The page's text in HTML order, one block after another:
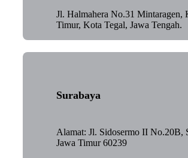
Jl. Halmahera No.31 Mintaragen,
Timur, Kota Tegal, Jawa Tengah.
Surabaya
Alamat: Jl. Sidosermo II No.20B,
Jawa Timur 60239